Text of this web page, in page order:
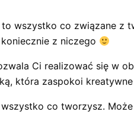
wszystko co związane z
z niczego
Ci realizować się w
która zaspokoi
co tworzysz.